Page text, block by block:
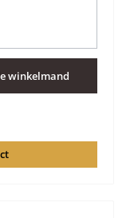
winkelmand